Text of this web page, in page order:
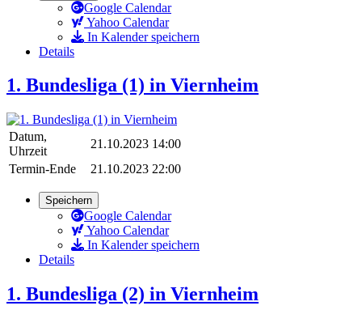
Google Calendar
Yahoo Calendar
In Kalender speichern
Details
1. Bundesliga (1) in Viernheim
Datum,
Uhrzeit
21.10.2023 14:00
Termin-Ende
21.10.2023 22:00
Speichern
Google Calendar
Yahoo Calendar
In Kalender speichern
Details
1. Bundesliga (2) in Viernheim